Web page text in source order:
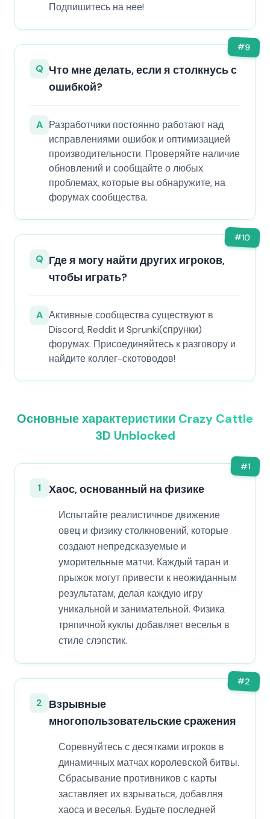
Подпишитесь на нее!
#9
Q Что мне делать, если я столкнусь с
ошибкой?
A Разработчики постоянно работают над
исправлениями ошибок и оптимизацией
производительности. Проверяйте наличие
обновлений и сообщайте о любых
проблемах, которые вы обнаружите, на
форумах сообщества.
#10
Q Где я могу найти других игроков,
чтобы играть?
A Активные сообщества существуют в
Discord, Reddit и Sprunki(спрунки)
форумах. Присоединяйтесь к разговору и
найдите коллег-скотоводов!
Основные характеристики Crazy Cattle
3D Unblocked
#1
1 Хаос, основанный на физике
Испытайте реалистичное движение
овец и физику столкновений, которые
создают непредсказуемые и
уморительные матчи. Каждый таран и
прыжок могут привести к неожиданным
результатам, делая каждую игру
уникальной и занимательной. Физика
тряпичной куклы добавляет веселья в
стиле слэпстик.
#2
2
Взрывные
многопользовательские сражения
Соревнуйтесь с десятками игроков в
динамичных матчах королевской битвы.
Сбрасывание противников с карты
заставляет их взрываться, добавляя
хаоса и веселья. Будьте последней